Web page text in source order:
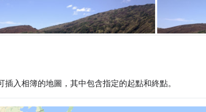
插入相簿的地圖，其中包含指定的起點和終點。